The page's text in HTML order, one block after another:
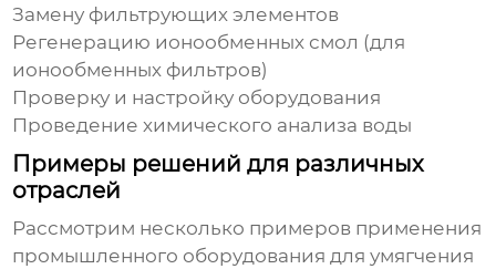
Замену фильтрующих элементов
Регенерацию ионообменных смол (для
ионообменных фильтров)
Проверку и настройку оборудования
Проведение химического анализа воды
Примеры решений для различных
отраслей
Рассмотрим несколько примеров применения
промышленного оборудования для умягчения